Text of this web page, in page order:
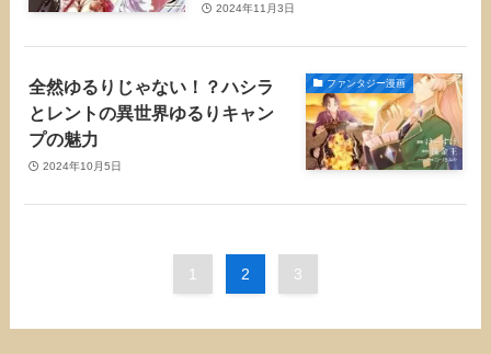
2024年11月3日
ファンタジー漫画
全然ゆるりじゃない！？ハシラ
とレントの異世界ゆるりキャン
プの魅力
2024年10月5日
1 2 3